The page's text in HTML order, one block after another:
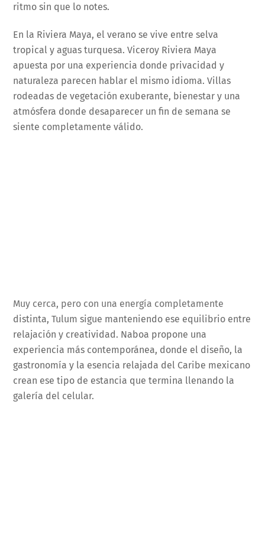
ritmo sin que lo notes.
En la Riviera Maya, el verano se vive entre selva
tropical y aguas turquesa. Viceroy Riviera Maya
apuesta por una experiencia donde privacidad y
naturaleza parecen hablar el mismo idioma. Villas
rodeadas de vegetación exuberante, bienestar y una
atmósfera donde desaparecer un fin de semana se
siente completamente válido.
Muy cerca, pero con una energía completamente
distinta, Tulum sigue manteniendo ese equilibrio entre
relajación y creatividad. Naboa propone una
experiencia más contemporánea, donde el diseño, la
gastronomía y la esencia relajada del Caribe mexicano
crean ese tipo de estancia que termina llenando la
galería del celular.